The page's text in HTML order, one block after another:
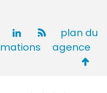
plan du
agence